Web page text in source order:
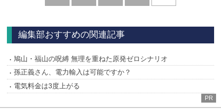
編集部おすすめの関連記事
鳩山・福山の呪縛 無理を重ねた原発ゼロシナリオ
孫正義さん、電力輸入は可能ですか？
電気料金は3度上がる
PR